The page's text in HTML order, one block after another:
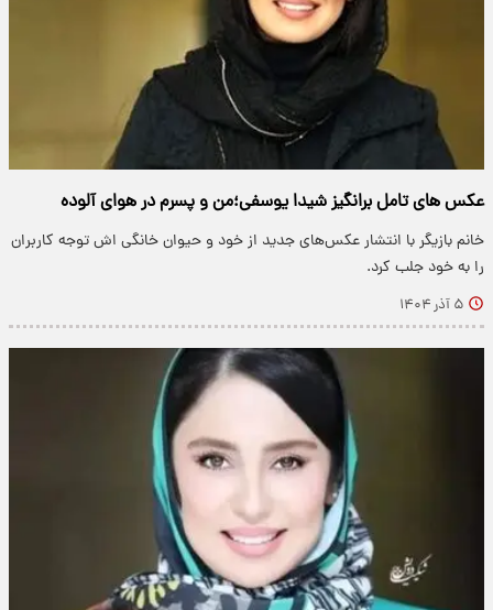
عکس های تامل برانگیز شیدا یوسفی؛من و پسرم در هوای آلوده
خانم بازیگر با انتشار عکس‌های جدید از خود و حیوان خانگی اش توجه کاربران
را به خود جلب کرد.
۵ آذر ۱۴۰۴